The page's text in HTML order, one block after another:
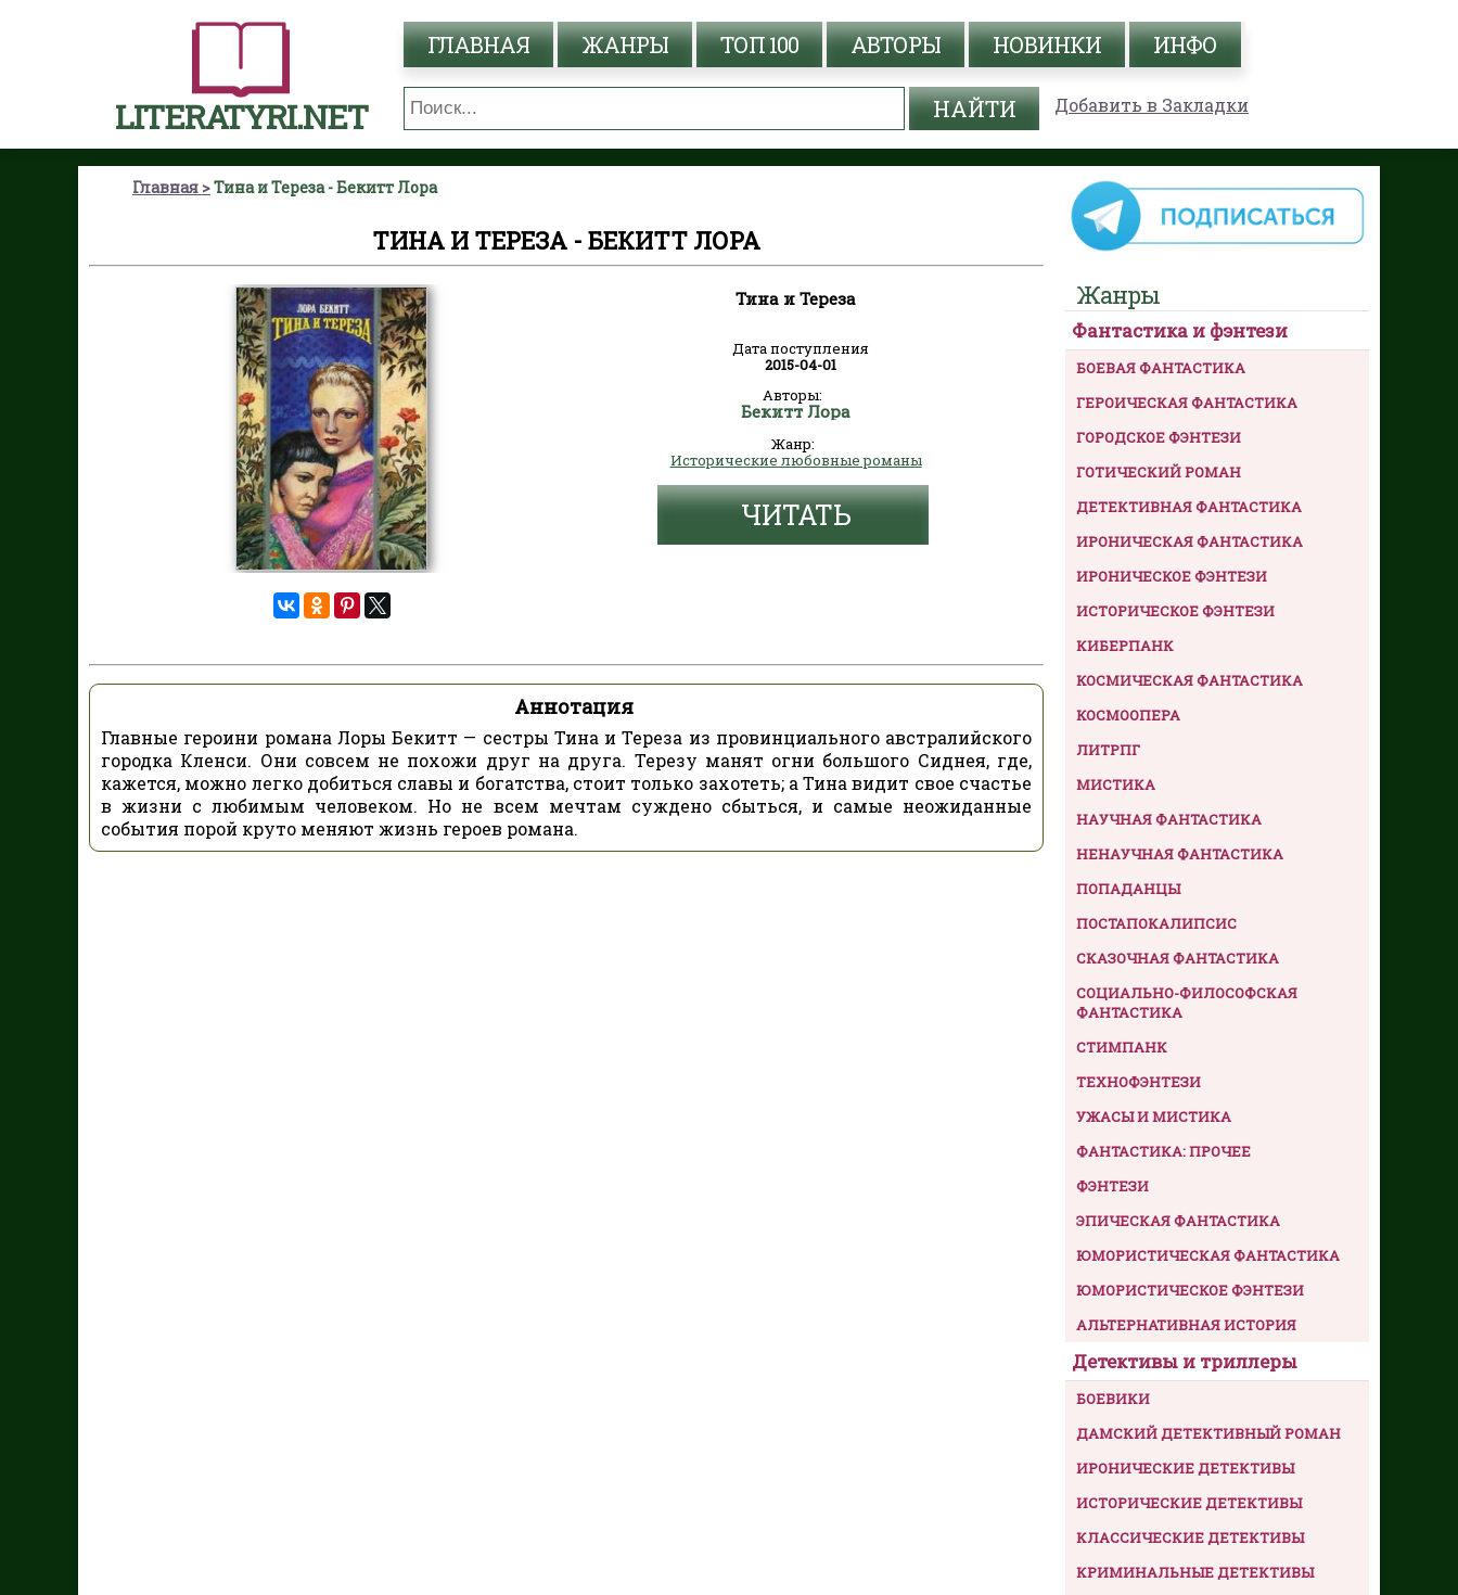
LITERATYRI.NET
ГЛАВНАЯ ЖАНРЫ ТОП 100 АВТОРЫ НОВИНКИ ИНФО
Добавить в Закладки
Главная Тина и Тереза - Бекитт Лора
ТИНА И ТЕРЕЗА - БЕКИТТ ЛОРА
Тина и Тереза
Дата поступления
2015-04-01
Авторы:
Бекитт Лора
Жанр:
Исторические любовные романы
ЧИТАТЬ
Аннотация
Главные героини романа Лоры Бекитт — сестры Тина и Тереза из провинциального австралийского
городка Кленси. Они совсем не похожи друг на друга. Терезу манят огни большого Сиднея, где,
кажется, можно легко добиться славы и богатства, стоит только захотеть; а Тина видит свое счастье
в жизни с любимым человеком. Но не всем мечтам суждено сбыться, и самые неожиданные
события порой круто меняют жизнь героев романа.
Жанры
Фантастика и фэнтези
БОЕВАЯ ФАНТАСТИКА
ГЕРОИЧЕСКАЯ ФАНТАСТИКА
ГОРОДСКОЕ ФЭНТЕЗИ
ГОТИЧЕСКИЙ РОМАН
ДЕТЕКТИВНАЯ ФАНТАСТИКА
ИРОНИЧЕСКАЯ ФАНТАСТИКА
ИРОНИЧЕСКОЕ ФЭНТЕЗИ
ИСТОРИЧЕСКОЕ ФЭНТЕЗИ
КИБЕРПАНК
КОСМИЧЕСКАЯ ФАНТАСТИКА
КОСМООПЕРА
ЛИТРПГ
МИСТИКА
НАУЧНАЯ ФАНТАСТИКА
НЕНАУЧНАЯ ФАНТАСТИКА
ПОПАДАНЦЫ
ПОСТАПОКАЛИПСИС
СКАЗОЧНАЯ ФАНТАСТИКА
СОЦИАЛЬНО-ФИЛОСОФСКАЯ
ФАНТАСТИКА
СТИМПАНК
ТЕХНОФЭНТЕЗИ
УЖАСЫ И МИСТИКА
ФАНТАСТИКА: ПРОЧЕЕ
ФЭНТЕЗИ
ЭПИЧЕСКАЯ ФАНТАСТИКА
ЮМОРИСТИЧЕСКАЯ ФАНТАСТИКА
ЮМОРИСТИЧЕСКОЕ ФЭНТЕЗИ
АЛЬТЕРНАТИВНАЯ ИСТОРИЯ
Детективы и триллеры
БОЕВИКИ
ДАМСКИЙ ДЕТЕКТИВНЫЙ РОМАН
ИРОНИЧЕСКИЕ ДЕТЕКТИВЫ
ИСТОРИЧЕСКИЕ ДЕТЕКТИВЫ
КЛАССИЧЕСКИЕ ДЕТЕКТИВЫ
КРИМИНАЛЬНЫЕ ДЕТЕКТИВЫ